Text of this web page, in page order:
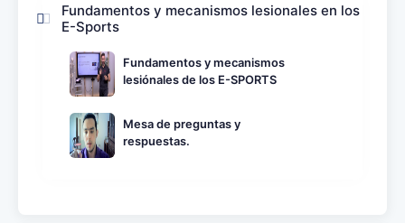
Fundamentos y mecanismos lesionales en los
E-Sports
Fundamentos y mecanismos
lesiónales de los E-SPORTS
Mesa de preguntas y
respuestas.